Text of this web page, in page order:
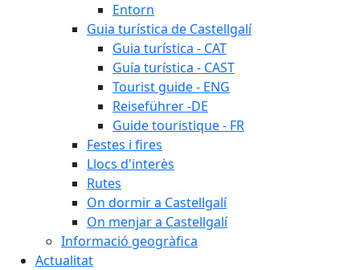
Entorn
Guia turística de Castellgalí
Guia turística - CAT
Guía turística - CAST
Tourist guide - ENG
Reiseführer -DE
Guide touristique - FR
Festes i fires
Llocs d'interès
Rutes
On dormir a Castellgalí
On menjar a Castellgalí
Informació geogràfica
Actualitat